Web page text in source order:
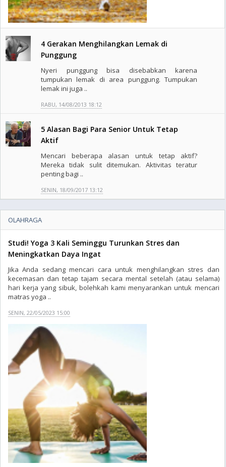
4 Gerakan Menghilangkan Lemak di
Punggung
Nyeri punggung bisa disebabkan karena
tumpukan lemak di area punggung. Tumpukan
lemak ini juga ..
RABU, 14/08/2013 18:12
5 Alasan Bagi Para Senior Untuk Tetap
Aktif
Mencari beberapa alasan untuk tetap aktif?
Mereka tidak sulit ditemukan. Aktivitas teratur
penting bagi ..
SENIN, 18/09/2017 13:12
OLAHRAGA
Studi! Yoga 3 Kali Seminggu Turunkan Stres dan
Meningkatkan Daya Ingat
Jika Anda sedang mencari cara untuk menghilangkan stres dan
kecemasan dan tetap tajam secara mental setelah (atau selama)
hari kerja yang sibuk, bolehkah kami menyarankan untuk mencari
matras yoga ..
SENIN, 22/05/2023 15:00